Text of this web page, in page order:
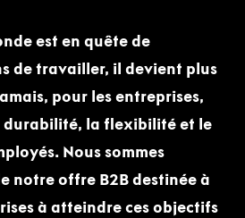
est en quête de
de travailler, il devient plus
pour les entreprises,
durabilité, la flexibilité et le
Nous sommes
notre offre B2B destinée à
à atteindre ces objectifs